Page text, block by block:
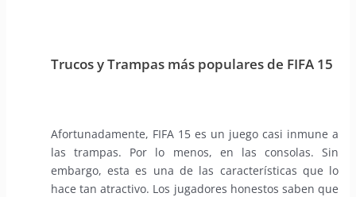
Trucos y Trampas más populares de FIFA 15
Afortunadamente, FIFA 15 es un juego casi inmune a
las trampas. Por lo menos, en las consolas. Sin
embargo, esta es una de las características que lo
hace tan atractivo. Los jugadores honestos saben que